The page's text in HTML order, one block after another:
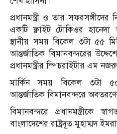
প্রধানমন্ত্রী ও তার
একটি ফ্লাইট টোকিওর হানেদা
স্থানীয় সময় বিকেল ৩টা ৫৫
আন্তর্জাতিক বিমানবন্দরের
প্রধানমন্ত্রীর স্পিচরাইটার এম
মার্কিন সময় বিকেল ৩টা ৫০
আন্তর্জাতিক বিমানবন্দরে
বিমানবন্দরে প্রধানমন্ত্রীকে
বাংলাদেশের রাষ্ট্রদূত মুহাম্মদ